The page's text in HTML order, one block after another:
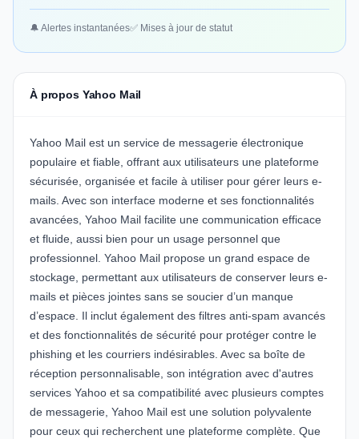
🔔 Alertes instantanées✅ Mises à jour de statut
À propos Yahoo Mail
Yahoo Mail est un service de messagerie électronique
populaire et fiable, offrant aux utilisateurs une plateforme
sécurisée, organisée et facile à utiliser pour gérer leurs e-
mails. Avec son interface moderne et ses fonctionnalités
avancées, Yahoo Mail facilite une communication efficace
et fluide, aussi bien pour un usage personnel que
professionnel. Yahoo Mail propose un grand espace de
stockage, permettant aux utilisateurs de conserver leurs e-
mails et pièces jointes sans se soucier d’un manque
d’espace. Il inclut également des filtres anti-spam avancés
et des fonctionnalités de sécurité pour protéger contre le
phishing et les courriers indésirables. Avec sa boîte de
réception personnalisable, son intégration avec d'autres
services Yahoo et sa compatibilité avec plusieurs comptes
de messagerie, Yahoo Mail est une solution polyvalente
pour ceux qui recherchent une plateforme complète. Que